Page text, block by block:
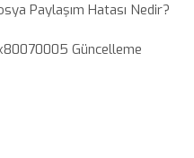
Paylaşım Hatası Nedir?
Güncelleme